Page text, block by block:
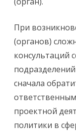
При
(органов)
консультаций
сначала
проектной
политики в